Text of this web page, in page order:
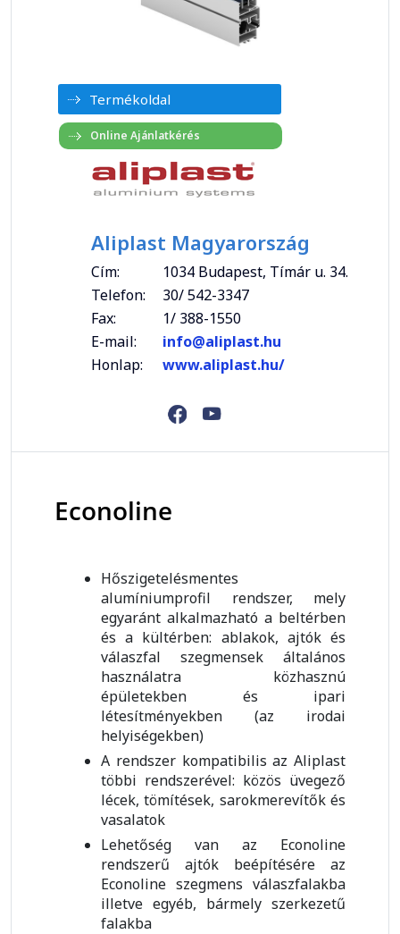
Termékoldal
Aliplast Magyarország
Cím:
1034 Budapest, Tímár u. 34.
Telefon:
30/ 542-3347
Fax:
1/ 388-1550
E-mail:
info@aliplast.hu
Honlap:
www.aliplast.hu/
Econoline
Hőszigetelésmentes
alumíniumprofil rendszer, mely
egyaránt alkalmazható a beltérben
és a kültérben: ablakok, ajtók és
válaszfal szegmensek általános
használatra közhasznú
épületekben és ipari
létesítményekben (az irodai
helyiségekben)
A rendszer kompatibilis az Aliplast
többi rendszerével: közös üvegező
lécek, tömítések, sarokmerevítők és
vasalatok
Lehetőség van az Econoline
rendszerű ajtók beépítésére az
Econoline szegmens válaszfalakba
illetve egyéb, bármely szerkezetű
falakba